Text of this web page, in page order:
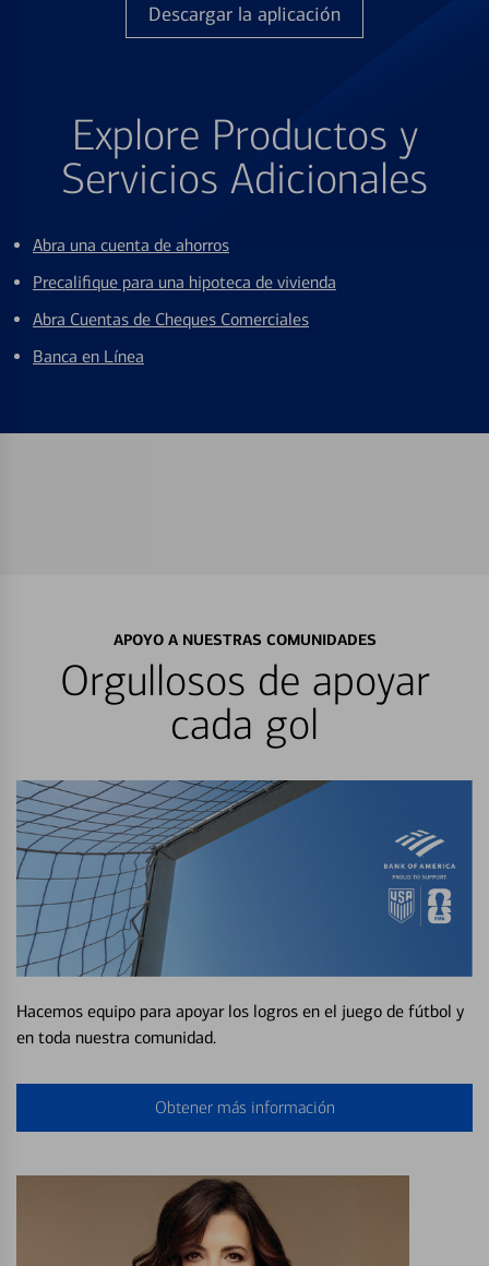
Descargar la aplicación
Explore Productos y
Servicios Adicionales
Abra una cuenta de ahorros
Precalifique para una hipoteca de vivienda
Abra Cuentas de Cheques Comerciales
Banca en Línea
APOYO A NUESTRAS COMUNIDADES
Orgullosos de apoyar
cada gol
Hacemos equipo para apoyar los logros en el juego de fútbol y
en toda nuestra comunidad.
Obtener más información